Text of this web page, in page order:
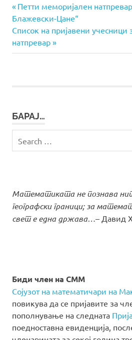
Навигација
на
напис
Previous
Post:
Петти меморијален
Блажевски-Цане“
Next
Post:
Список на пријавени учесници
натпревар
БАРАЈ…
for:
Математиката не познава
географски граници; за
свет е една држава…– Давид
Биди член на СММ
Сојузот на математичари на
повикува да се пријавите за
пополнување на следната
поедноставна евиденција,